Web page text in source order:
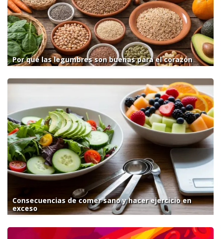
Por qué las legumbres son buenas para el corazón
Consecuencias de comer sano y hacer ejercicio en
exceso